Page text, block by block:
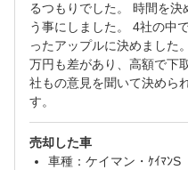
るつもりでした。 時間を決
う事にしました。 4社の中
ったアップルに決めました
万円も差があり、高額で下
社もの意見を聞いて決めら
す。
売却した車
車種：ケイマン・ｹｲﾏﾝS